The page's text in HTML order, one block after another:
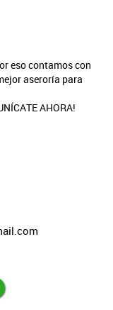
eso contamos con
aseroría para
AHORA!